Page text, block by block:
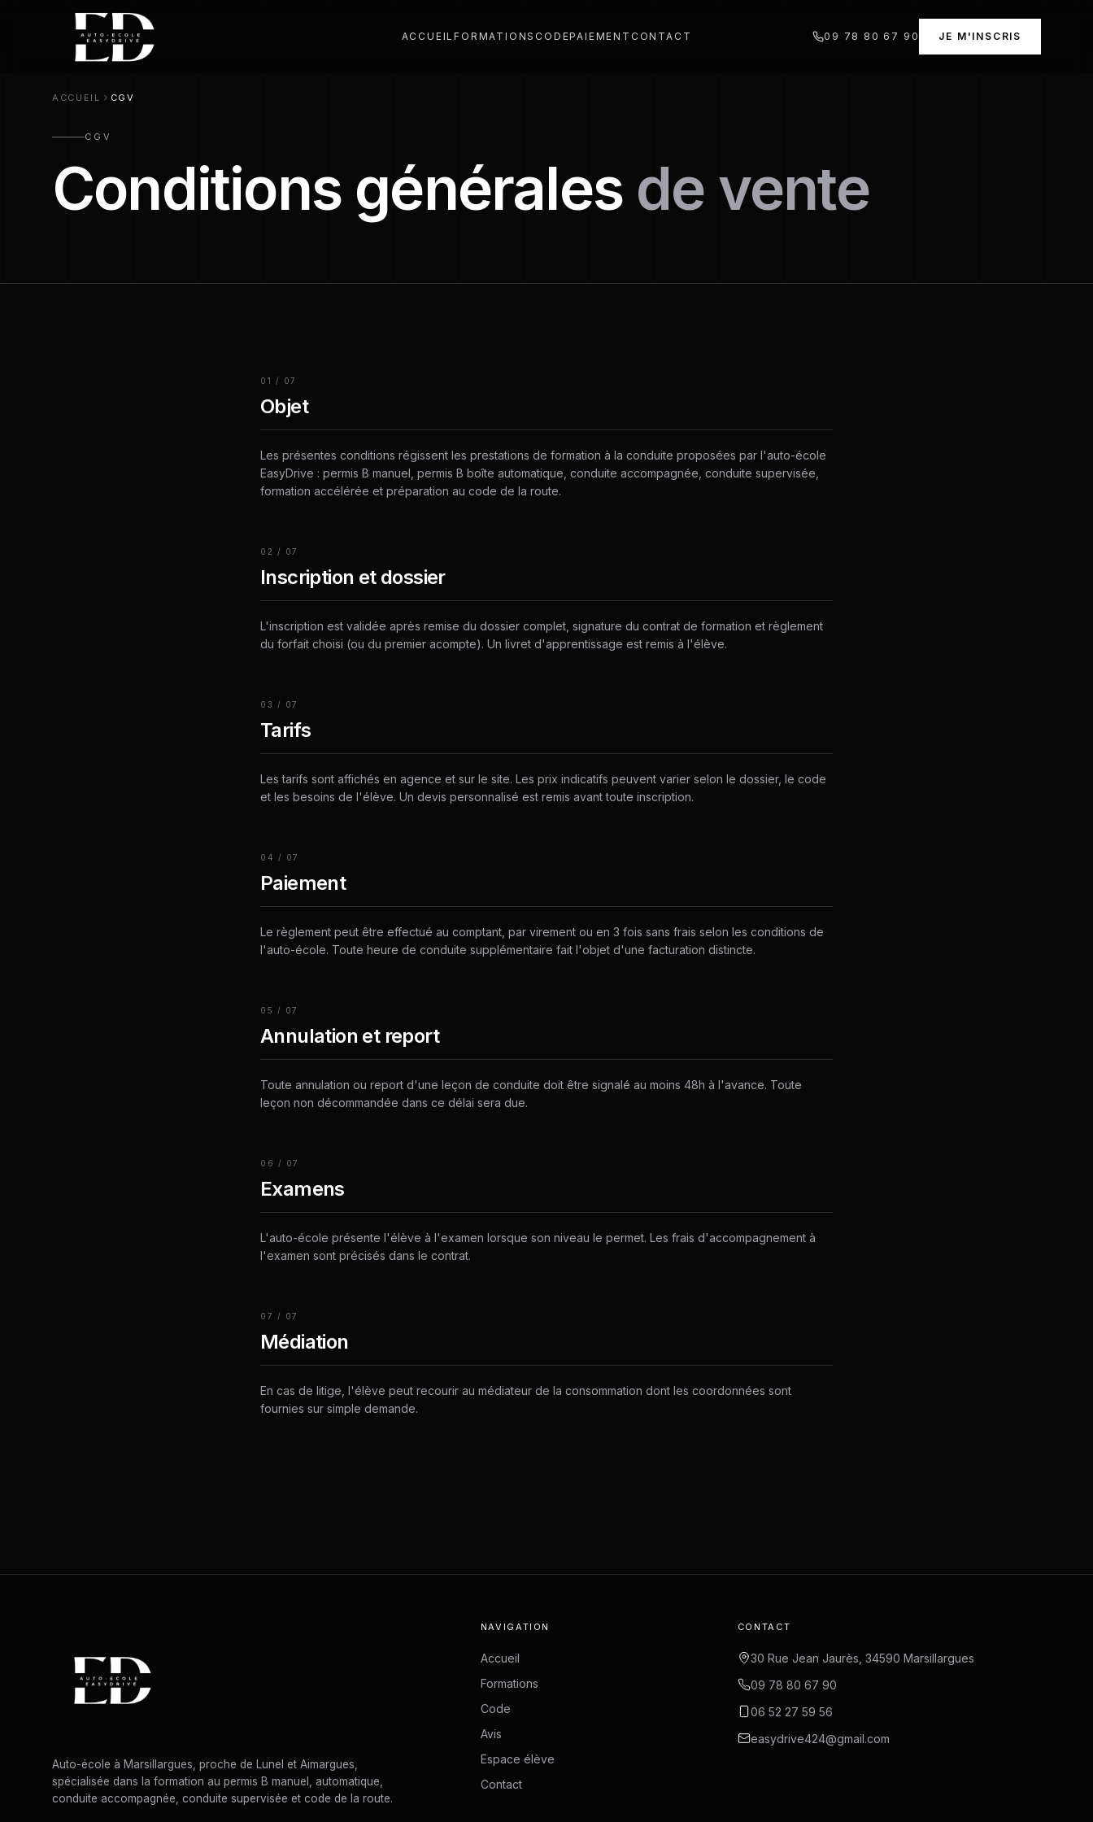
ACCUEILFORMATIONS CODEPAIEMENT CONTACT 09 78 80 67 90 JE M'INSCRIS
ACCUEIL CGV
CGV
Conditions générales de vente
01 / 07
Objet
Les présentes conditions régissent les prestations de formation à la conduite proposées par l'auto-école
EasyDrive : permis B manuel, permis B boîte automatique, conduite accompagnée, conduite supervisée,
formation accélérée et préparation au code de la route.
02 / 07
Inscription et dossier
L'inscription est validée après remise du dossier complet, signature du contrat de formation et règlement
du forfait choisi (ou du premier acompte). Un livret d'apprentissage est remis à l'élève.
03 / 07
Tarifs
Les tarifs sont affichés en agence et sur le site. Les prix indicatifs peuvent varier selon le dossier, le code
et les besoins de l'élève. Un devis personnalisé est remis avant toute inscription.
04 / 07
Paiement
Le règlement peut être effectué au comptant, par virement ou en 3 fois sans frais selon les conditions de
l'auto-école. Toute heure de conduite supplémentaire fait l'objet d'une facturation distincte.
05 / 07
Annulation et report
Toute annulation ou report d'une leçon de conduite doit être signalé au moins 48h à l'avance. Toute
leçon non décommandée dans ce délai sera due.
06 / 07
Examens
L'auto-école présente l'élève à l'examen lorsque son niveau le permet. Les frais d'accompagnement à
l'examen sont précisés dans le contrat.
07 / 07
Médiation
En cas de litige, l'élève peut recourir au médiateur de la consommation dont les coordonnées sont
fournies sur simple demande.
Auto-école à Marsillargues, proche de Lunel et Aimargues,
spécialisée dans la formation au permis B manuel, automatique,
conduite accompagnée, conduite supervisée et code de la route.
NAVIGATION
Accueil
Formations
Code
Avis
Espace élève
Contact
CONTACT
30 Rue Jean Jaurès, 34590 Marsillargues
09 78 80 67 90
06 52 27 59 56
easydrive424@gmail.com